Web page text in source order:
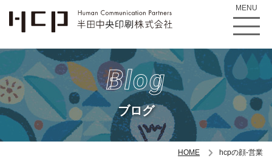
MENU
Blog
ブログ
HOME hcpの顔-営業